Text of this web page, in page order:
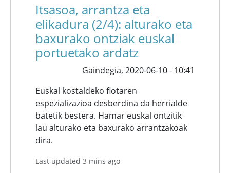
Itsasoa, arrantza eta
elikadura (2/4): alturako eta
baxurako ontziak euskal
portuetako ardatz
Gaindegia, 2020-06-10 - 10:41
Euskal kostaldeko flotaren
espezializazioa desberdina da herrialde
batetik bestera. Hamar euskal ontzitik
lau alturako eta baxurako arrantzakoak
dira.
Last updated 3 mins ago